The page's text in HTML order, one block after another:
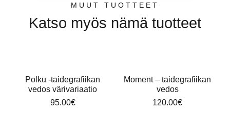
MUUT TUOTTEET
Katso myös nämä tuotteet
Polku -taidegrafiikan
vedos värivariaatio
95.00€
Moment – taidegrafiikan
vedos
120.00€